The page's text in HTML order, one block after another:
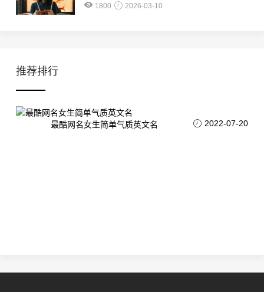
1800 2026-03-10
推荐排行
最酷网名女生简单气质英文名 2022-07-20